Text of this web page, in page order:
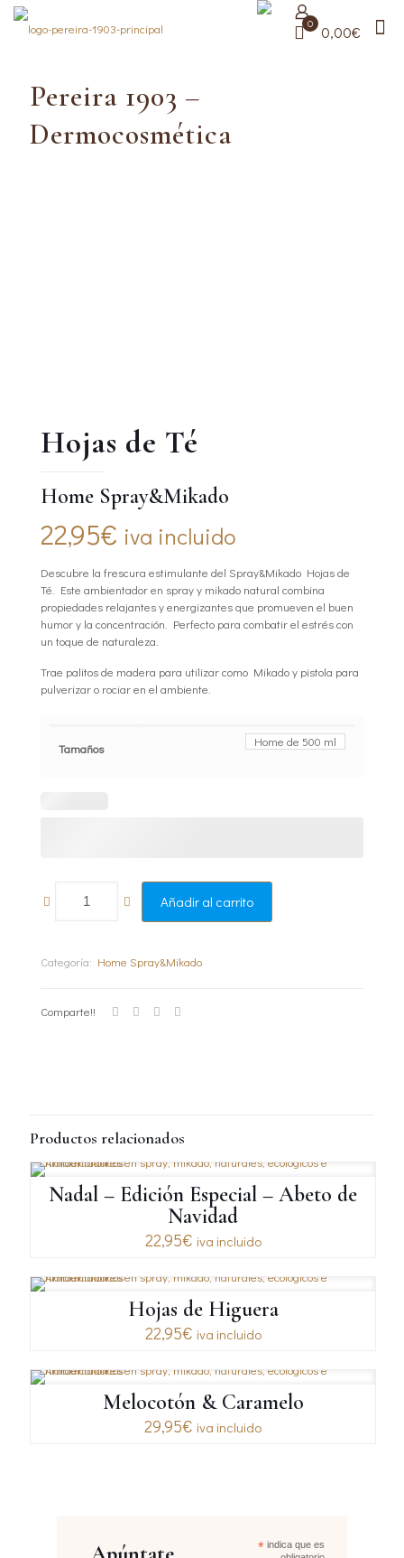
0 0,00€
Pereira 1903 –
Dermocosmética
Hojas de Té
Home Spray&Mikado
22,95€ iva incluido
Descubre la frescura estimulante del Spray&Mikado Hojas de
Té. Este ambientador en spray y mikado natural combina
propiedades relajantes y energizantes que promueven el buen
humor y la concentración. Perfecto para combatir el estrés con
un toque de naturaleza.
Trae palitos de madera para utilizar como Mikado y pistola para
pulverizar o rociar en el ambiente.
Tamaños Home de 500 ml
Añadir al carrito
Categoría: Home Spray&Mikado
Comparte!!
Productos relacionados
Nadal – Edición Especial – Abeto de
Navidad
22,95€ iva incluido
Hojas de Higuera
22,95€ iva incluido
Melocotón & Caramelo
29,95€ iva incluido
* indica que es